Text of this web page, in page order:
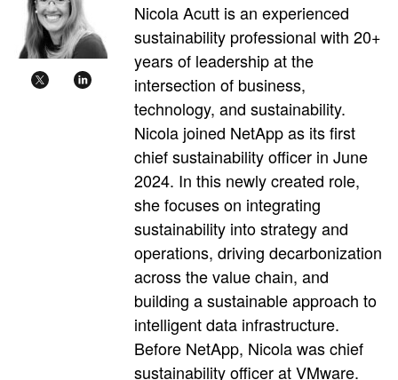
Nicola Acutt is an experienced
sustainability professional with 20+
years of leadership at the
intersection of business,
technology, and sustainability.
Nicola joined NetApp as its first
chief sustainability officer in June
2024. In this newly created role,
she focuses on integrating
sustainability into strategy and
operations, driving decarbonization
across the value chain, and
building a sustainable approach to
intelligent data infrastructure.
Before NetApp, Nicola was chief
sustainability officer at VMware.